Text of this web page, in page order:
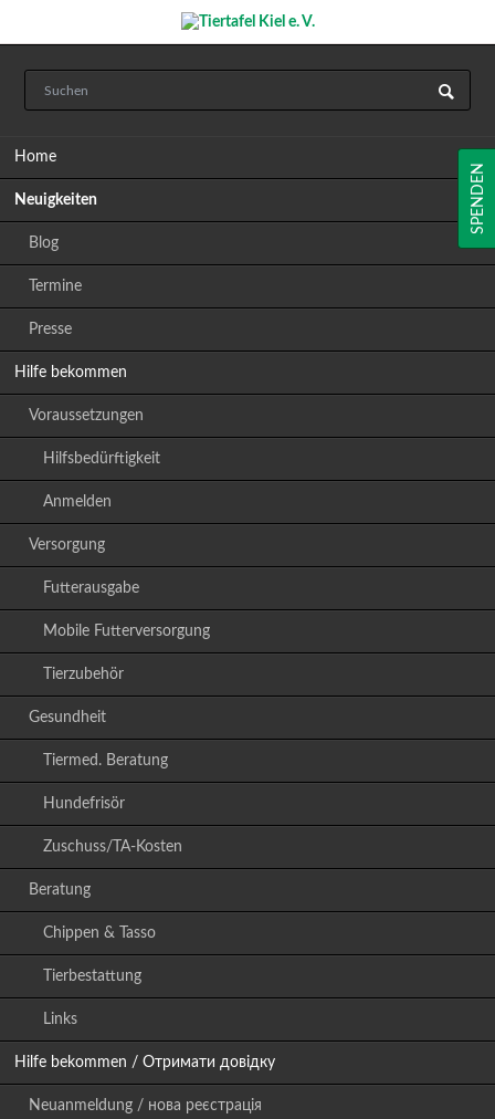
Home
Neuigkeiten
Blog
Termine
Presse
Hilfe bekommen
Voraussetzungen
Hilfsbedürftigkeit
Anmelden
Versorgung
Futterausgabe
Mobile Futterversorgung
Tierzubehör
Gesundheit
Tiermed. Beratung
Hundefrisör
Zuschuss/TA-Kosten
Beratung
Chippen & Tasso
Tierbestattung
Links
Hilfe bekommen / Отримати довідку
Neuanmeldung / нова реєстрація
SPENDEN